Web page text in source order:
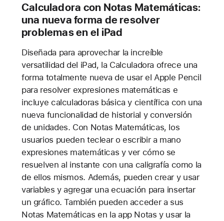
Calculadora con Notas Matemáticas:
una nueva forma de resolver
problemas en el iPad
Diseñada para aprovechar la increíble
versatilidad del iPad, la Calculadora ofrece una
forma totalmente nueva de usar el Apple Pencil
para resolver expresiones matemáticas e
incluye calculadoras básica y científica con una
nueva funcionalidad de historial y conversión
de unidades. Con Notas Matemáticas, los
usuarios pueden teclear o escribir a mano
expresiones matemáticas y ver cómo se
resuelven al instante con una caligrafía como la
de ellos mismos. Además, pueden crear y usar
variables y agregar una ecuación para insertar
un gráfico. También pueden acceder a sus
Notas Matemáticas en la app Notas y usar la